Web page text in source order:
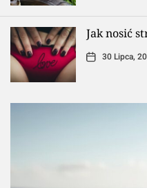
Jak nosić
30 Lipca,